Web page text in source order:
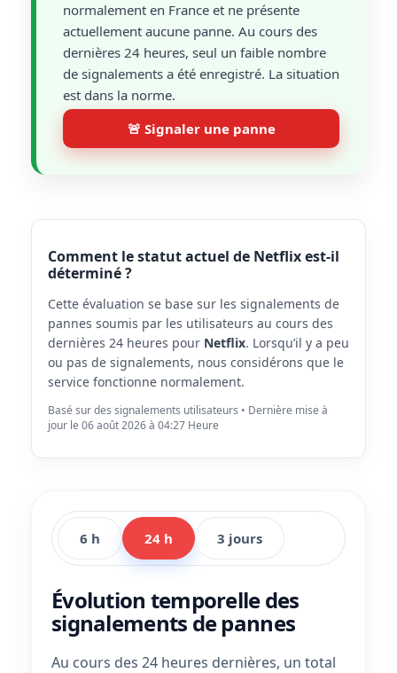
normalement en France et ne présente
actuellement aucune panne. Au cours des
dernières 24 heures, seul un faible nombre
de signalements a été enregistré. La situation
est dans la norme.
🚨 Signaler une panne
Comment le statut actuel de Netflix est-il
déterminé ?
Cette évaluation se base sur les signalements de
pannes soumis par les utilisateurs au cours des
dernières 24 heures pour Netflix. Lorsqu’il y a peu
ou pas de signalements, nous considérons que le
service fonctionne normalement.
Basé sur des signalements utilisateurs • Dernière mise à
jour le 06 août 2026 à 04:27 Heure
6 h 24 h 3 jours
Évolution temporelle des
signalements de pannes
Au cours des 24 heures dernières, un total